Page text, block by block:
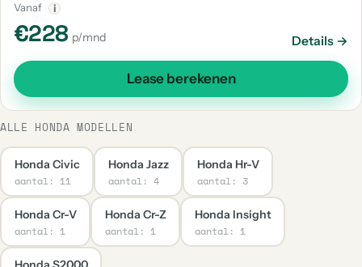
Vanaf i
€228 p/mnd Details →
Lease berekenen
ALLE HONDA MODELLEN
Honda Civic
aantal: 11
Honda Jazz
aantal: 4
Honda Hr-V
aantal: 3
Honda Cr-V
aantal: 1
Honda Cr-Z
aantal: 1
Honda Insight
aantal: 1